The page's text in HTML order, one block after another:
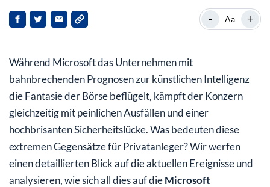
Mustafa Suleymans KI-Warnung: Ein massiver
Katalysator für die Zukunft?
von Microsoft?
Langfristige Performance: Ist die Microsoft Aktie jetzt
ein Kauf?
- Aa +
Während Microsoft das Unternehmen mit
bahnbrechenden Prognosen zur künstlichen Intelligenz
die Fantasie der Börse beflügelt, kämpft der Konzern
gleichzeitig mit peinlichen Ausfällen und einer
hochbrisanten Sicherheitslücke. Was bedeuten diese
extremen Gegensätze für Privatanleger? Wir werfen
einen detaillierten Blick auf die aktuellen Ereignisse und
analysieren, wie sich all dies auf dieMicrosoft